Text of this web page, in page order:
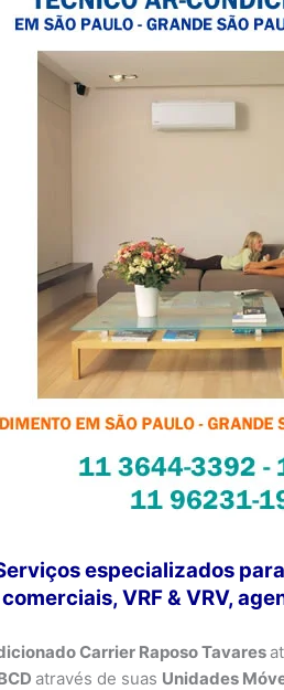
especializados
VRF & VRV,
Carrier Raposo Tavares
através de suas Unidades